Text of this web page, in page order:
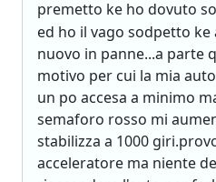
premetto ke ho dovuto
ed ho il vago sodpetto
nuovo in panne...a parte
motivo per cui la mia
un po accesa a minimo
semaforo rosso mi
stabilizza a 1000
acceleratore ma niente